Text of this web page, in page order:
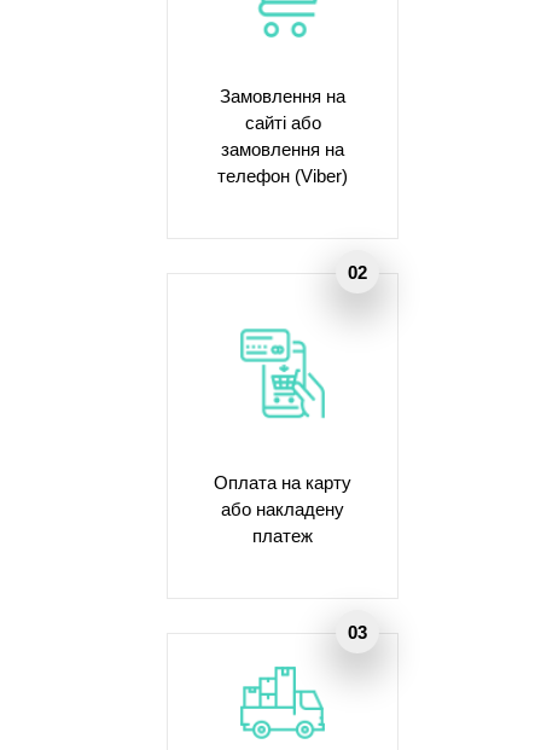
Замовлення на
сайті або
замовлення на
телефон (Viber)
Оплата на карту
або накладену
платеж